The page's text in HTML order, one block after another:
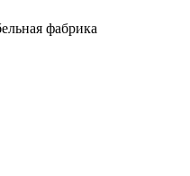
фабрика